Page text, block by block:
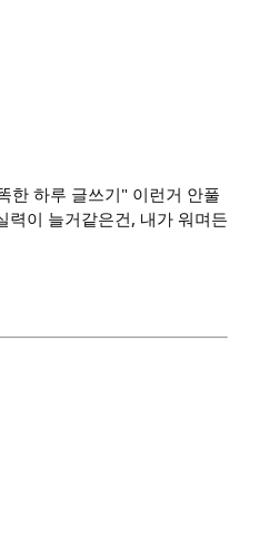
한 하루 글쓰기" 이런거 안풀
력이 늘거같은건, 내가 워며든